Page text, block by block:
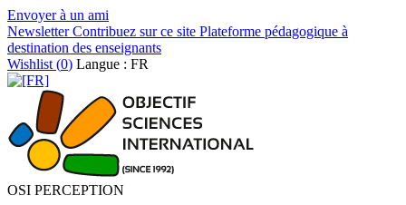
Envoyer à un ami
NewsletterContribuez sur ce site Plateforme pédagogique à
destination des enseignants
Wishlist (0) Langue : FR
OSI PERCEPTION